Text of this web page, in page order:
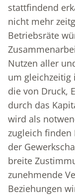
stattfindend
nicht mehr
Betriebsräte
Nutzen aller
um gleichzeitig
die von Druck,
durch das
wird als
zugleich finden
der
breite
zunehmende
Beziehungen